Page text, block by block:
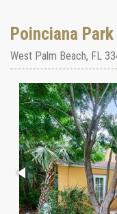
Poinciana
West Palm Beach, FL